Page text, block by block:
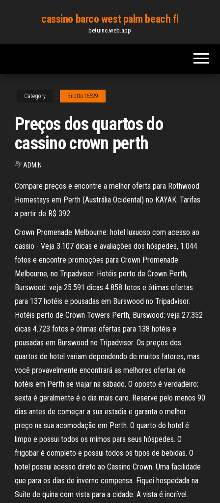
content
cassino barco west palm beach fl
betuinc.web.app
Category Bilotto16529
Preços dos quartos do
cassino crown perth
By ADMIN
Compare preços e encontre a melhor oferta para Rothwood
Homestays em Perth (Austrália Ocidental) no KAYAK. Tarifas
a partir de R$ 392.
Crown Promenade Melbourne: hotel luxuoso com acesso ao
cassio - Veja 3.107 dicas e avaliações dos hóspedes, 1.044
fotos e encontre promoções para Crown Promenade
Melbourne, no Tripadvisor. Hotéis perto de Crown Perth,
Burswood: veja 25.591 dicas 4.858 fotos e ótimas ofertas
para 137 hotéis e pousadas em Burswood no Tripadvisor.
Hotéis perto de Crown Towers Perth, Burswood: veja 27.352
dicas 4.723 fotos e ótimas ofertas para 138 hotéis e
pousadas em Burswood no Tripadvisor. Os preços dos
quartos de hotel variam dependendo de muitos fatores, mas
você provavelmente encontrará as melhores ofertas de
hotéis em Perth se viajar na sábado. O oposto é verdadeiro:
sexta é geralmente é o dia mais caro. Reserve pelo menos 90
dias antes de começar a sua estadia e garanta o melhor
preço na sua acomodação em Perth. O quarto do hotel é
limpo e possui todos os mimos para seus hóspedes. O
frigobar é completo e possui todos os tipos de bebidas. O
hotel possui acesso direto ao Cassino Crown. Uma facilidade
que para os dias de inverno compensa. Fiquei hospedada na
Suíte de quina com vista para a cidade. A vista é incrível.